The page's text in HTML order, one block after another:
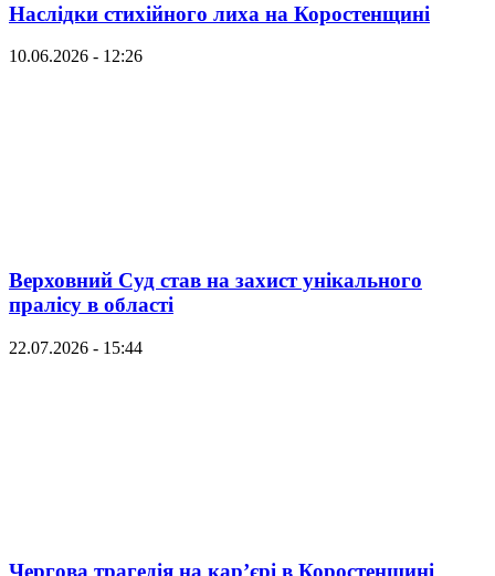
Наслідки стихійного лиха на Коростенщині
10.06.2026 - 12:26
Верховний Суд став на захист унікального
пралісу в області
22.07.2026 - 15:44